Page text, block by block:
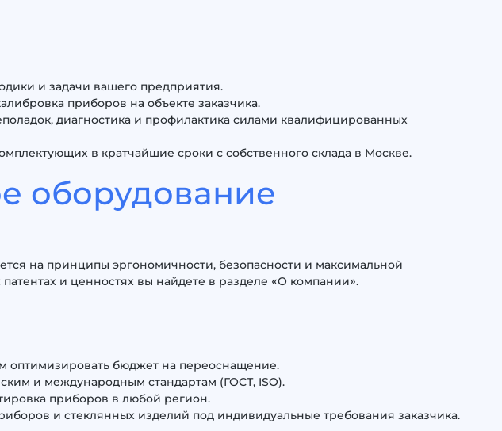
и задачи вашего предприятия.
приборов на объекте заказчика.
диагностика и профилактика силами квалифицированных
в кратчайшие сроки с собственного склада в Москве.
оборудование
на принципы эргономичности, безопасности и максимальной
и ценностях вы найдете в разделе «О компании».
оптимизировать бюджет на переоснащение.
и международным стандартам (ГОСТ, ISO).
приборов в любой регион.
и стеклянных изделий под индивидуальные требования заказчика.